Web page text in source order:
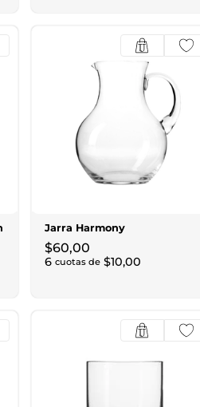
Jarra Harmony
$60,00
6 cuotas de $10,00